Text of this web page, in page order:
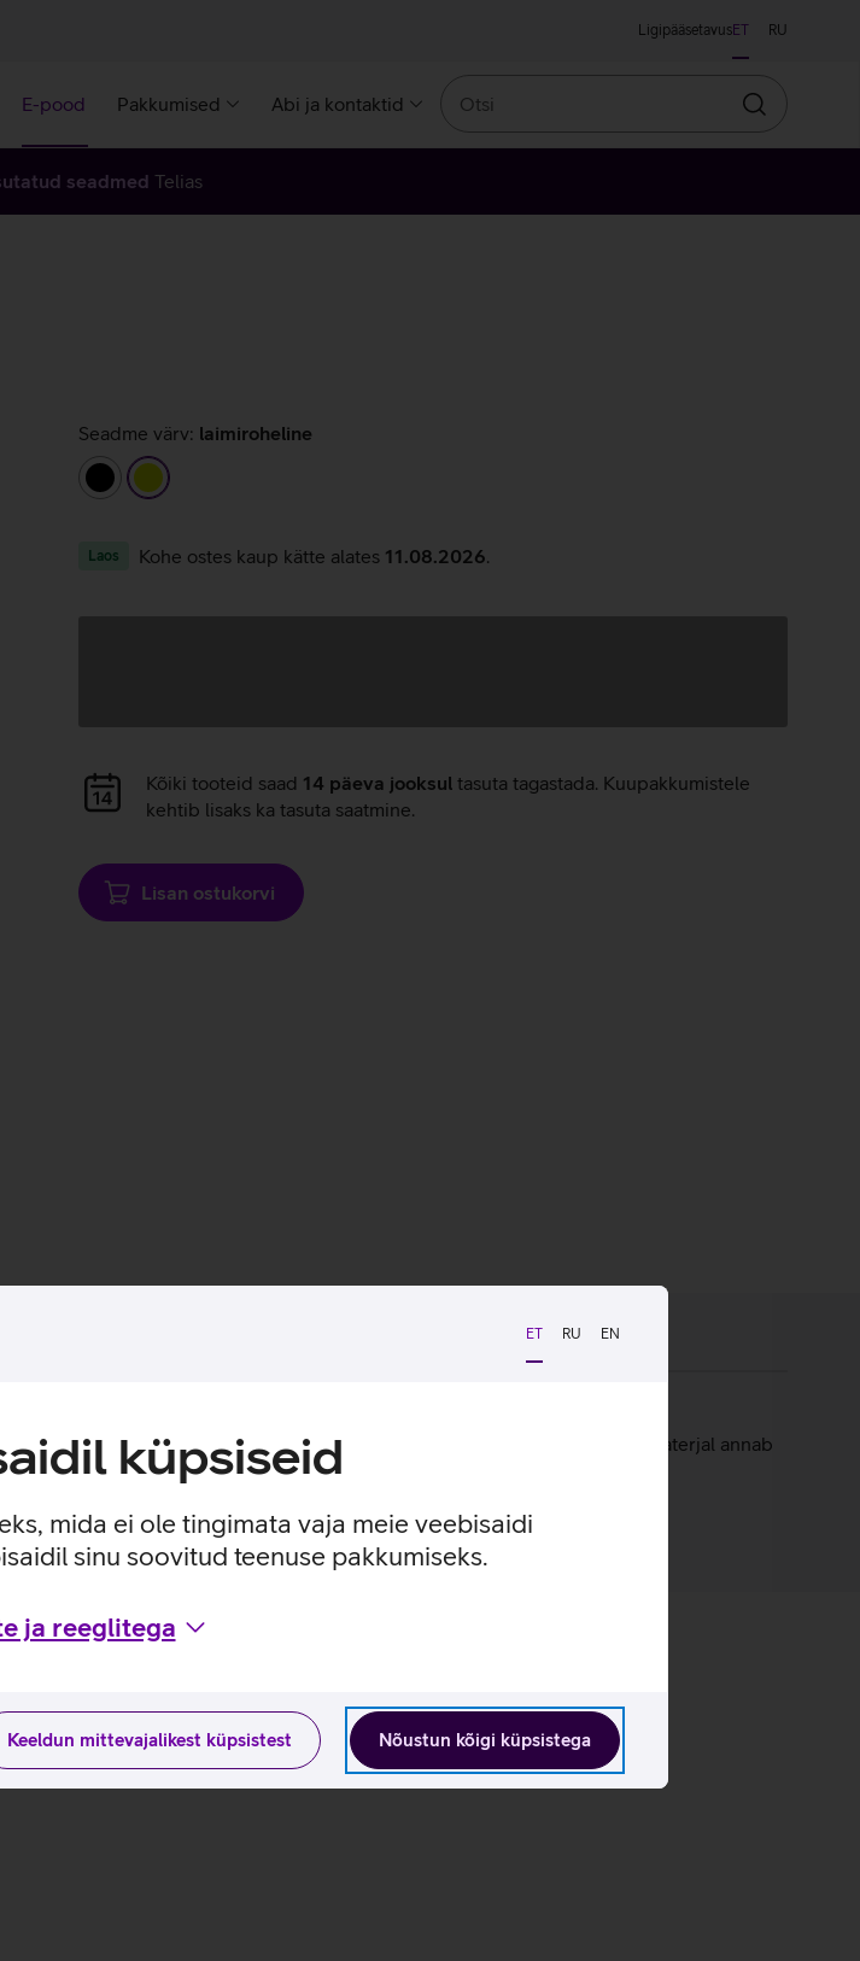
ET RU EN
küpsiseid
mida ei ole tingimata vaja meie veebisaidi
sinu soovitud teenuse pakkumiseks.
ja reeglitega
Nõustun kõigi küpsistega
Keeldun mittevajalikest küpsistest
LigipääsetavusET RU
E-pood Pakkumised Abi ja kontaktid
Otsin
seadmed Telias
Seadme värv: laimiroheline
must
laimiroheline
Laos Kohe ostes kaup kätte alates 11.08.2026
Andmete
laadimine
Kõiki tooteid saad 14 päeva jooksul tasuta tagastada. Kuupakkumistele
kehtib lisaks ka tasuta saatmine.
Lisan ostukorvi
sinu telefoni igapäevaste kriimustuste ja kukkumiste eest. Kaitseümbrise materjal annab